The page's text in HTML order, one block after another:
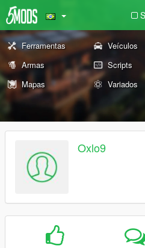
Ferramentas Veículos
Armas
Scripts
Mapas
Variados
Oxlo9